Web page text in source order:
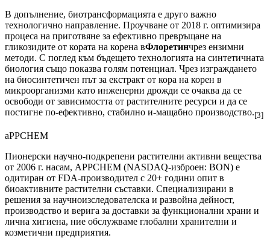
В допълнение, биотрансформацията е друго важно
технологично направление. Проучване от 2018 г. оптимизира
процеса на приготвяне за ефективно превръщане на
гликозидите от кората на корена вФлоретинчрез ензимни
методи. С поглед към бъдещето технологията на синтетичната
биология също показва голям потенциал. Чрез изграждането
на биосинтетичен път за екстракт от кора на корен в
микроорганизми като инженерни дрожди се очаква да се
освободи от зависимостта от растителните ресурси и да се
постигне по-ефективно, стабилно и-мащабно производство.[3]
aPPCHEM
Пионерски научно-подкрепени растителни активни вещества
от 2006 г. насам, APPCHEM (NASDAQ-изброен: BON) е
одитиран от FDA-производител с 20+ години опит в
биоактивните растителни съставки. Специализирани в
решения за научноизследователска и развойна дейност,
производство и верига за доставки за функционални храни и
лична хигиена, ние обслужваме глобални хранителни и
козметични предприятия.